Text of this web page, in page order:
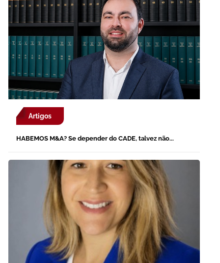
Artigos
HABEMOS M&A? Se depender do CADE, talvez não...